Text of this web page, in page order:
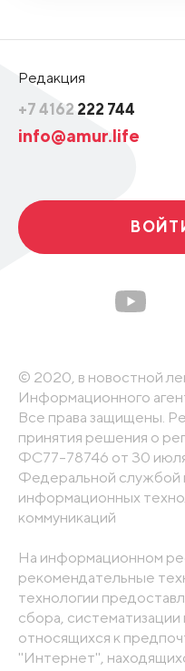
Редакция
+7 4162 222 744
info@amur.life
© 2020, в новостной
Информационного
Все права защищены.
принятия решения о
ФС77-78746 от 30 июля
Федеральной службой
информационных
коммуникаций
На информационном
рекомендательные
технологии
сбора, систематизации
относящихся к
"Интернет",